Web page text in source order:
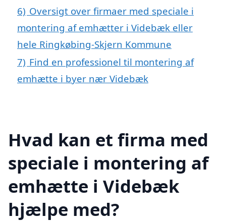
6) Oversigt over firmaer med speciale i
montering af emhætter i Videbæk eller
hele Ringkøbing-Skjern Kommune
7) Find en professionel til montering af
emhætte i byer nær Videbæk
Hvad kan et firma med
speciale i montering af
emhætte i Videbæk
hjælpe med?